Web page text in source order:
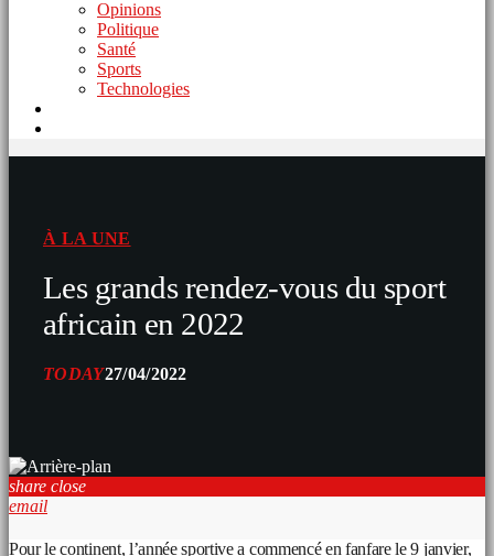
Opinions
Politique
Santé
Sports
Technologies
À LA UNE
Les grands rendez-vous du sport
africain en 2022
TODAY27/04/2022
share close
email
Pour le continent, l’année sportive a commencé en fanfare le 9 janvier,